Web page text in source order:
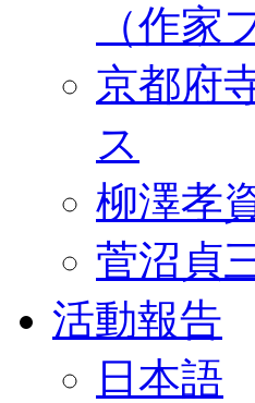
（作家
京都府
ス
柳澤孝
菅沼貞
活動報告
日本語